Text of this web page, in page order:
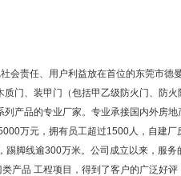
会责任、用户利益放在首位的东莞市德
门、装甲门（包括甲乙级防火门、防火
产品的专业厂家。专业承接国内外房地
万元，拥有员工超过1500人，自建厂
踢脚线逾300万米。公司成立以来，服务
产品 工程项目，得到了客户的广泛好评